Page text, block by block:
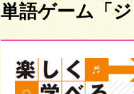
単語ゲーム「